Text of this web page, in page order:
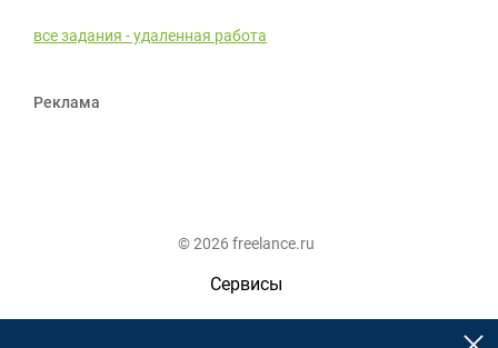
все задания - удаленная работа
Реклама
© 2026 freelance.ru
Сервисы
Помощь